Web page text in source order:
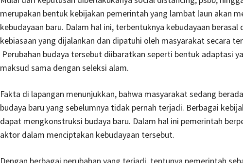
merupakan bentuk kebijakan pemerintah yang lambat laun akan
kebudayaan baru. Dalam hal ini, terbentuknya kebudayaan berasal
kebiasaan yang dijalankan dan dipatuhi oleh masyarakat secara
Perubahan budaya tersebut diibaratkan seperti bentuk adaptasi
maksud sama dengan seleksi alam.
Fakta di lapangan menunjukkan, bahwa masyarakat sedang
budaya baru yang sebelumnya tidak pernah terjadi. Berbagai
dapat mengkonstruksi budaya baru. Dalam hal ini pemerintah
aktor dalam menciptakan kebudayaan tersebut.
Dengan berbagai perubahan yang terjadi, tentunya pemerintah